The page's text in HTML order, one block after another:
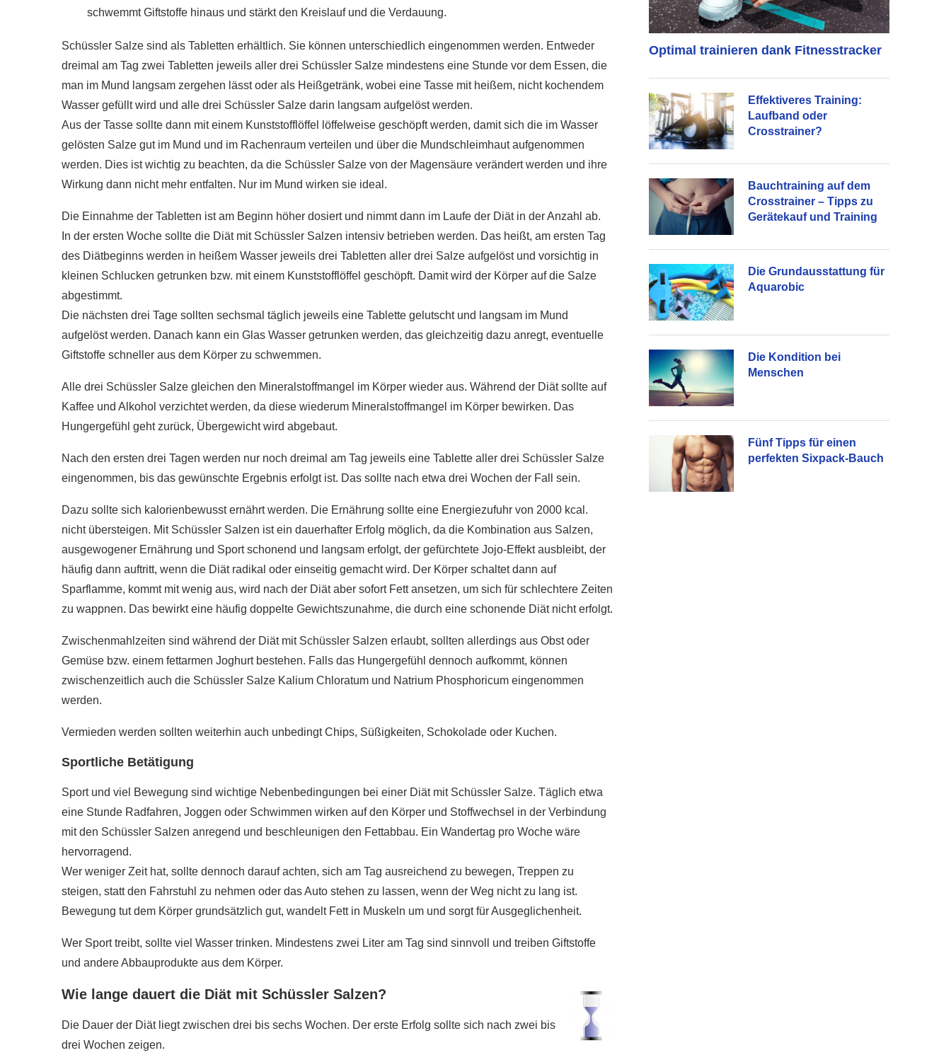
schwemmt Giftstoffe hinaus und stärkt den Kreislauf und die Verdauung.
Schüssler Salze sind als Tabletten erhältlich. Sie können unterschiedlich eingenommen werden. Entweder
dreimal am Tag zwei Tabletten jeweils aller drei Schüssler Salze mindestens eine Stunde vor dem Essen, die
man im Mund langsam zergehen lässt oder als Heißgetränk, wobei eine Tasse mit heißem, nicht kochendem
Wasser gefüllt wird und alle drei Schüssler Salze darin langsam aufgelöst werden.
Aus der Tasse sollte dann mit einem Kunststofflöffel löffelweise geschöpft werden, damit sich die im Wasser
gelösten Salze gut im Mund und im Rachenraum verteilen und über die Mundschleimhaut aufgenommen
werden. Dies ist wichtig zu beachten, da die Schüssler Salze von der Magensäure verändert werden und ihre
Wirkung dann nicht mehr entfalten. Nur im Mund wirken sie ideal.
Die Einnahme der Tabletten ist am Beginn höher dosiert und nimmt dann im Laufe der Diät in der Anzahl ab.
In der ersten Woche sollte die Diät mit Schüssler Salzen intensiv betrieben werden. Das heißt, am ersten Tag
des Diätbeginns werden in heißem Wasser jeweils drei Tabletten aller drei Salze aufgelöst und vorsichtig in
kleinen Schlucken getrunken bzw. mit einem Kunststofflöffel geschöpft. Damit wird der Körper auf die Salze
abgestimmt.
Die nächsten drei Tage sollten sechsmal täglich jeweils eine Tablette gelutscht und langsam im Mund
aufgelöst werden. Danach kann ein Glas Wasser getrunken werden, das gleichzeitig dazu anregt, eventuelle
Giftstoffe schneller aus dem Körper zu schwemmen.
Alle drei Schüssler Salze gleichen den Mineralstoffmangel im Körper wieder aus. Während der Diät sollte auf
Kaffee und Alkohol verzichtet werden, da diese wiederum Mineralstoffmangel im Körper bewirken. Das
Hungergefühl geht zurück, Übergewicht wird abgebaut.
Nach den ersten drei Tagen werden nur noch dreimal am Tag jeweils eine Tablette aller drei Schüssler Salze
eingenommen, bis das gewünschte Ergebnis erfolgt ist. Das sollte nach etwa drei Wochen der Fall sein.
Dazu sollte sich kalorienbewusst ernährt werden. Die Ernährung sollte eine Energiezufuhr von 2000 kcal.
nicht übersteigen. Mit Schüssler Salzen ist ein dauerhafter Erfolg möglich, da die Kombination aus Salzen,
ausgewogener Ernährung und Sport schonend und langsam erfolgt, der gefürchtete Jojo-Effekt ausbleibt, der
häufig dann auftritt, wenn die Diät radikal oder einseitig gemacht wird. Der Körper schaltet dann auf
Sparflamme, kommt mit wenig aus, wird nach der Diät aber sofort Fett ansetzen, um sich für schlechtere Zeiten
zu wappnen. Das bewirkt eine häufig doppelte Gewichtszunahme, die durch eine schonende Diät nicht erfolgt.
Zwischenmahlzeiten sind während der Diät mit Schüssler Salzen erlaubt, sollten allerdings aus Obst oder
Gemüse bzw. einem fettarmen Joghurt bestehen. Falls das Hungergefühl dennoch aufkommt, können
zwischenzeitlich auch die Schüssler Salze Kalium Chloratum und Natrium Phosphoricum eingenommen
werden.
Vermieden werden sollten weiterhin auch unbedingt Chips, Süßigkeiten, Schokolade oder Kuchen.
Sportliche Betätigung
Sport und viel Bewegung sind wichtige Nebenbedingungen bei einer Diät mit Schüssler Salze. Täglich etwa
eine Stunde Radfahren, Joggen oder Schwimmen wirken auf den Körper und Stoffwechsel in der Verbindung
mit den Schüssler Salzen anregend und beschleunigen den Fettabbau. Ein Wandertag pro Woche wäre
hervorragend.
Wer weniger Zeit hat, sollte dennoch darauf achten, sich am Tag ausreichend zu bewegen, Treppen zu
steigen, statt den Fahrstuhl zu nehmen oder das Auto stehen zu lassen, wenn der Weg nicht zu lang ist.
Bewegung tut dem Körper grundsätzlich gut, wandelt Fett in Muskeln um und sorgt für Ausgeglichenheit.
Wer Sport treibt, sollte viel Wasser trinken. Mindestens zwei Liter am Tag sind sinnvoll und treiben Giftstoffe
und andere Abbauprodukte aus dem Körper.
Wie lange dauert die Diät mit Schüssler Salzen?
Die Dauer der Diät liegt zwischen drei bis sechs Wochen. Der erste Erfolg sollte sich nach zwei bis
drei Wochen zeigen.
Optimal trainieren dank Fitnesstracker
Effektiveres Training:
Laufband oder
Crosstrainer?
Bauchtraining auf dem
Crosstrainer – Tipps zu
Gerätekauf und Training
Die Grundausstattung für
Aquarobic
Die Kondition bei
Menschen
Fünf Tipps für einen
perfekten Sixpack-Bauch